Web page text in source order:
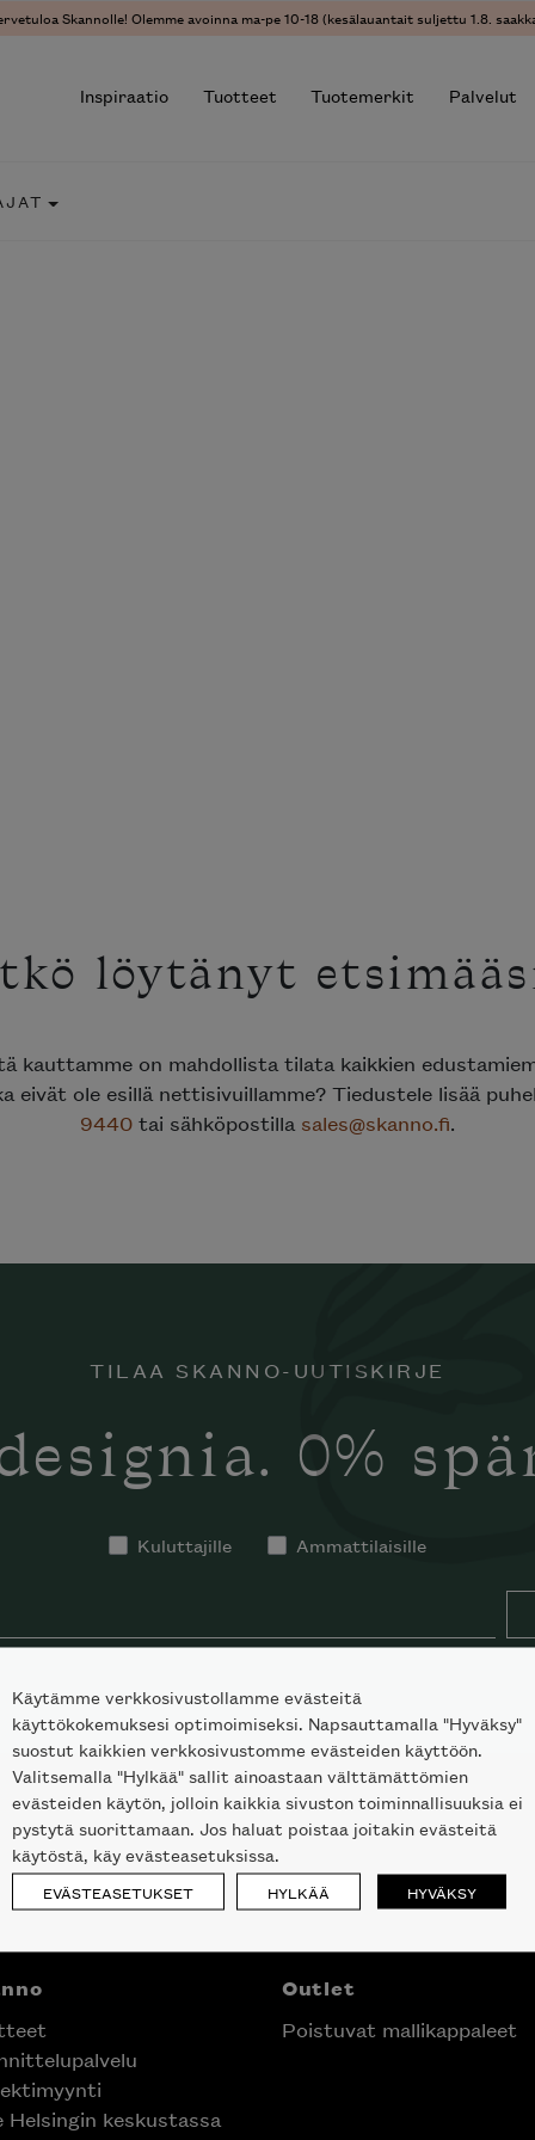
Skannolle! Olemme avoinna ma-pe 10-18 (kesälauantait suljettu 1.8.
Inspiraatio Tuotteet Tuotemerkit Palvelut
löytänyt
kauttamme on mahdollista tilata kaikkien
eivät ole esillä nettisivuillamme? Tiedustele lisää
9440 tai sähköpostilla sales@skanno.fi.
TILAA SKANNO-UUTISKIRJE
0%
Kuluttajille Ammattilaisille
Helsingin keskustassa
Outlet
Poistuvat mallikappaleet
Käytämme verkkosivustollamme evästeitä
käyttökokemuksesi optimoimiseksi. Napsauttamalla "Hyväksy"
suostut kaikkien verkkosivustomme evästeiden käyttöön.
Valitsemalla "Hylkää" sallit ainoastaan välttämättömien
evästeiden käytön, jolloin kaikkia sivuston toiminnallisuuksia ei
pystytä suorittamaan. Jos haluat poistaa joitakin evästeitä
käytöstä, käy evästeasetuksissa.
EVÄSTEASETUKSET HYLKÄÄ HYVÄKSY